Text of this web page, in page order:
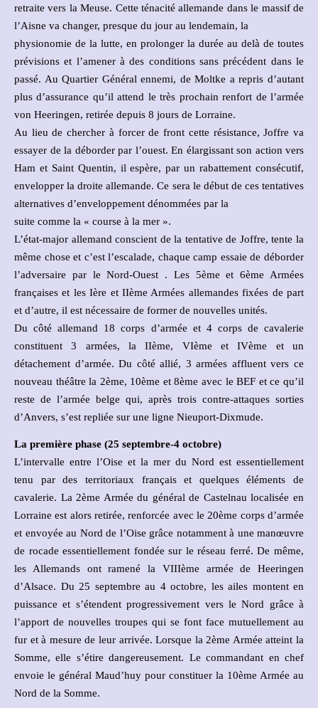
retraite vers la Meuse. Cette ténacité allemande dans le massif de
l’Aisne va changer, presque du jour au lendemain, la
physionomie de la lutte, en prolonger la durée au delà de toutes
prévisions et l’amener à des conditions sans précédent dans le
passé. Au Quartier Général ennemi, de Moltke a repris d’autant
plus d’assurance qu’il attend le très prochain renfort de l’armée
von Heeringen, retirée depuis 8 jours de Lorraine.
Au lieu de chercher à forcer de front cette résistance, Joffre va
essayer de la déborder par l’ouest. En élargissant son action vers
Ham et Saint Quentin, il espère, par un rabattement consécutif,
envelopper la droite allemande. Ce sera le début de ces tentatives
alternatives d’enveloppement dénommées par la
suite comme la « course à la mer ».
L’état-major allemand conscient de la tentative de Joffre, tente la
même chose et c’est l’escalade, chaque camp essaie de déborder
l’adversaire par le Nord-Ouest . Les 5ème et 6ème Armées
françaises et les Ière et IIème Armées allemandes fixées de part
et d’autre, il est nécessaire de former de nouvelles unités.
Du côté allemand 18 corps d’armée et 4 corps de cavalerie
constituent 3 armées, la IIème, VIème et IVème et un
détachement d’armée. Du côté allié, 3 armées affluent vers ce
nouveau théâtre la 2ème, 10ème et 8ème avec le BEF et ce qu’il
reste de l’armée belge qui, après trois contre-attaques sorties
d’Anvers, s’est repliée sur une ligne Nieuport-Dixmude.
La première phase (25 septembre-4 octobre)
L’intervalle entre l’Oise et la mer du Nord est essentiellement
tenu par des territoriaux français et quelques éléments de
cavalerie. La 2ème Armée du général de Castelnau localisée en
Lorraine est alors retirée, renforcée avec le 20ème corps d’armée
et envoyée au Nord de l’Oise grâce notamment à une manœuvre
de rocade essentiellement fondée sur le réseau ferré. De même,
les Allemands ont ramené la VIIIème armée de Heeringen
d’Alsace. Du 25 septembre au 4 octobre, les ailes montent en
puissance et s’étendent progressivement vers le Nord grâce à
l’apport de nouvelles troupes qui se font face mutuellement au
fur et à mesure de leur arrivée. Lorsque la 2ème Armée atteint la
Somme, elle s’étire dangereusement. Le commandant en chef
envoie le général Maud’huy pour constituer la 10ème Armée au
Nord de la Somme.